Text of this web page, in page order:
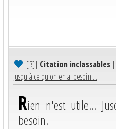
[3]| Citation inclassables |
Jusqu'à ce qu'on en ai besoin....
Rien n'est utile...
besoin.